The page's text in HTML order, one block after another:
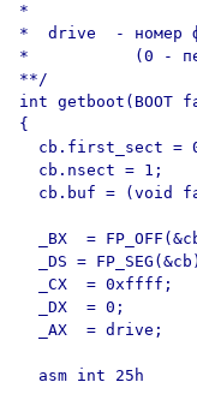
*
*  drive  - номер
*           (0 -
**/
int
{
cb.first_sect =
  cb.nsect = 1;
cb.buf = (void
_BX  =
_DS =
  _CX  = 0xffff;
  _DX  = 0;
  _AX  = drive;
  asm int 25h